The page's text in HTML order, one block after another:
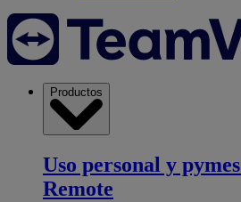
Productos
Uso personal y pymes
Remote